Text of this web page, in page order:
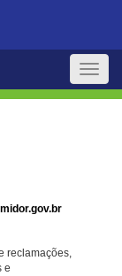
Toggle
reclamações,
e